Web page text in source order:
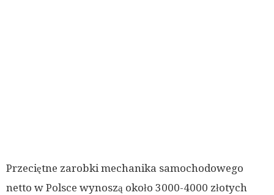
Przeciętne zarobki mechanika samochodowego
netto w Polsce wynoszą około 3000-4000 złotych